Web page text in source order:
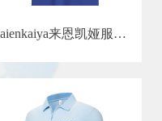
laienkaiya来恩凯娅服装厂定制批发广告衫